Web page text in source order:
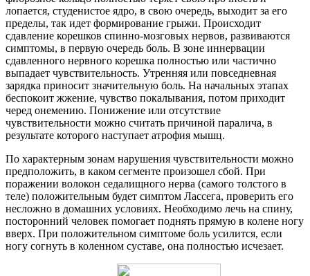
лопается, студенистое ядро, в свою очередь, выходит за его
пределы, так идет формирование грыжи. Происходит
сдавление корешков спинно-мозговых нервов, развиваются
симптомы, в первую очередь боль. В зоне иннервации
сдавленного нервного корешка полностью или частично
выпадает чувствительность. Утренняя или повседневная
зарядка приносит значительную боль. На начальных этапах
беспокоит жжение, чувство покалывания, потом приходит
черед онемению. Понижение или отсутствие
чувствительности можно считать причиной паралича, в
результате которого наступает атрофия мышц.
По характерным зонам нарушения чувствительности можно
предположить, в каком сегменте произошел сбой. При
поражении волокон седалищного нерва (самого толстого в
теле) положительным будет симптом Лассега, проверить его
несложно в домашних условиях. Необходимо лечь на спину,
посторонний человек помогает поднять прямую в колене ногу
вверх. При положительном симптоме боль усилится, если
ногу согнуть в коленном суставе, она полностью исчезает.